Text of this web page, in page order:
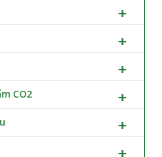
CO2